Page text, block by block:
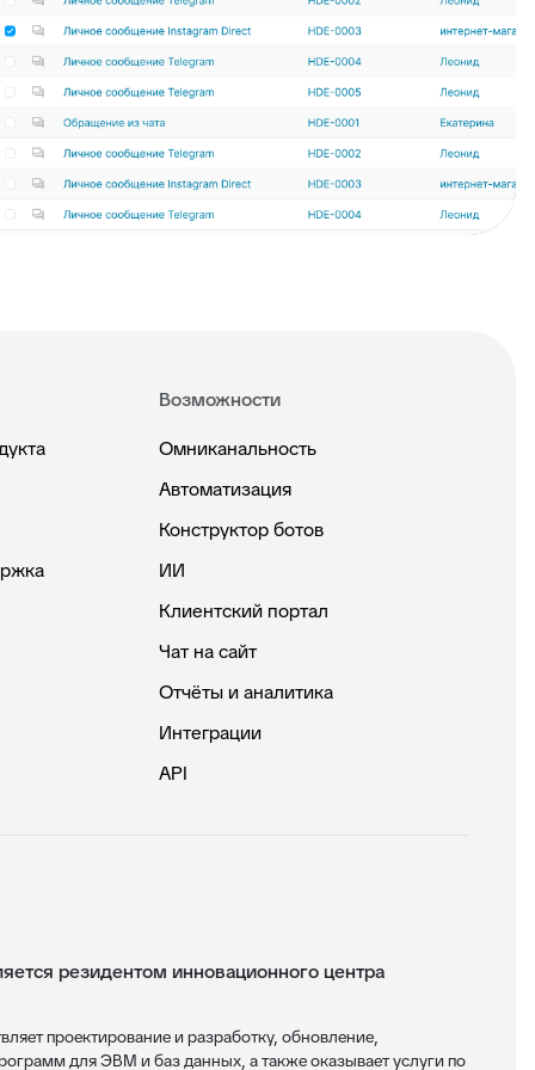
Возможности
Омниканальность
Автоматизация
Конструктор ботов
ИИ
Клиентский портал
Чат на сайт
Отчёты и аналитика
Интеграции
API
резидентом инновационного центра
проектирование и разработку, обновление,
для ЭВМ и баз данных, а также оказывает услуги по